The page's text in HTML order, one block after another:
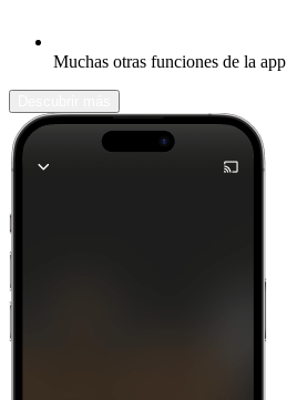
Muchas otras funciones de la app